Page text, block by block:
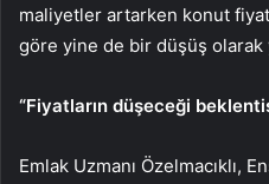
maliyetler artarken konut
göre yine de bir düşüş olarak
“Fiyatların düşeceği
Emlak Uzmanı Özelmacıklı,